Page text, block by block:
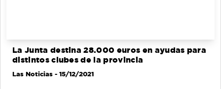
La Junta destina 28.000 euros en ayudas para
distintos clubes de la provincia
Las Noticias - 15/12/2021